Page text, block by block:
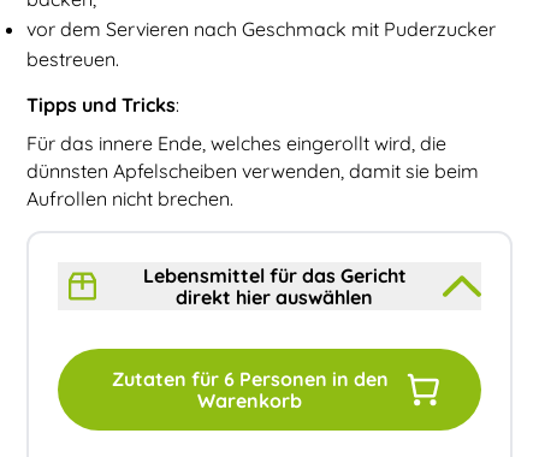
vor dem Servieren nach Geschmack mit Puderzucker
bestreuen.
Tipps und Tricks:
Für das innere Ende, welches eingerollt wird, die
dünnsten Apfelscheiben verwenden, damit sie beim
Aufrollen nicht brechen.
Lebensmittel für das Gericht
direkt hier auswählen
Zutaten für 6Personen in den
Warenkorb